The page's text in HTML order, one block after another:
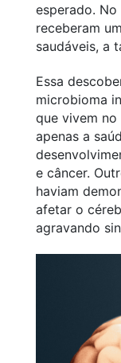
esperado.
receberam
saudáveis, a
Essa
microbioma
que vivem
apenas a
e câncer.
haviam
afetar o
agravando